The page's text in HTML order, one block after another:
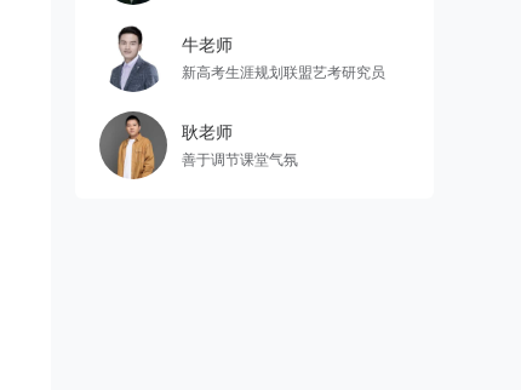
牛老师
新高考生涯规划联盟艺考研究员
耿老师
善于调节课堂气氛